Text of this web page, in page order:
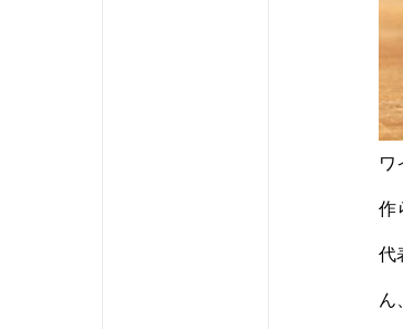
ワ
作
代
ん